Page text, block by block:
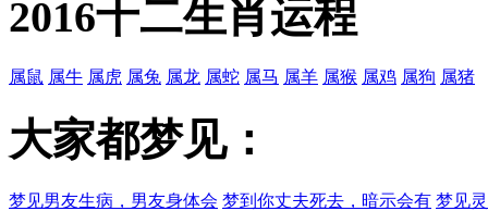
2016十二生肖运程
属鼠 属牛 属虎 属兔 属龙 属蛇 属马 属羊 属猴 属鸡 属狗 属猪
大家都梦见：
梦见男友生病，男友身体会 梦到你丈夫死去，暗示会有 梦见